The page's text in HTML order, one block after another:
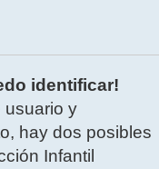
identificar!
usuario y
hay dos posibles
Infantil